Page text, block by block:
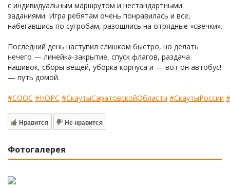
с индивидуальным маршрутом и нестандартными
заданиями. Игра ребятам очень понравилась и все,
набегавшись по сугробам, разошлись на отрядные «свечки».
Последний день наступил слишком быстро, но делать
нечего — линейка-закрытие, спуск флагов, раздача
нашивок, сборы вещей, уборка корпуса и — вот он автобус!
— путь домой.
#СООС #НОРС #СкаутыСаратовскойОбласти #СкаутыРоссии
Нравится Не нравится
Фотогалерея